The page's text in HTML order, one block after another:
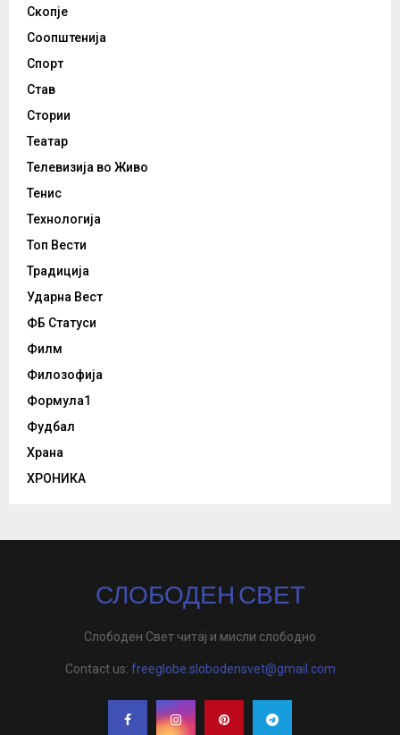
Скопје
Соопштенија
Спорт
Став
Стории
Театар
Телевизија во Живо
Тенис
Технологија
Топ Вести
Традиција
Ударна Вест
ФБ Статуси
Филм
Филозофија
Формула1
Фудбал
Храна
ХРОНИКА
СЛОБОДЕН СВЕТ
Слободен Свет читај и мисли слободно
Contact us: freeglobe.slobodensvet@gmail.com